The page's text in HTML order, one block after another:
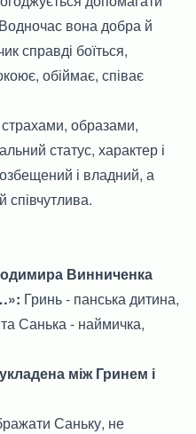
вона добра й
справді боїться,
обіймає, співає
страхами, образами,
статус, характер і
і владний, а
Винниченка
Гринь - панська дитина,
Санька - наймичка,
між Гринем і
Саньку, не